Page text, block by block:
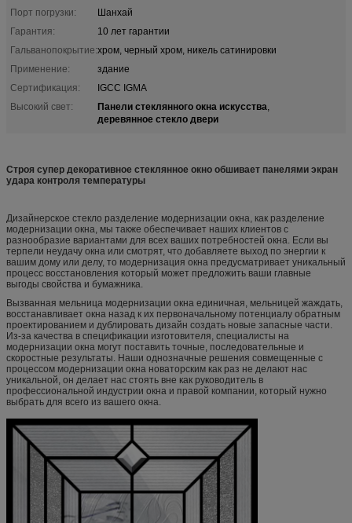
Порт погрузки:
Шанхай
Гарантия:
10 лет гарантии
Гальванопокрытие:хром, черный хром, никель сатинировки
Применение:
здание
Сертификация:
IGCC IGMA
Высокий свет:
Панели стеклянного окна искусства,
деревянное стекло двери
Строя супер декоративное стеклянное окно обшивает панелями экран
удара контроля температуры
Дизайнерское стекло разделение модернизации окна, как разделение
модернизации окна, мы также обеспечивает наших клиентов с
разнообразие вариантами для всех ваших потребностей окна. Если вы
терпели неудачу окна или смотрят, что добавляете выход по энергии к
вашим дому или делу, то модернизация окна предусматривает уникальный
процесс восстановления который может предложить ваши главные
выгоды свойства и бумажника.
Вызванная мельница модернизации окна единичная, мельницей жаждать,
восстанавливает окна назад к их первоначальному потенциалу обратным
проектированием и дублировать дизайн создать новые запасные части.
Из-за качества в спецификации изготовителя, специалисты на
модернизации окна могут поставить точные, последовательные и
скоростные результаты. Наши однозначные решения совмещенные с
процессом модернизации окна новаторским как раз не делают нас
уникальной, он делает нас стоять вне как руководитель в
профессиональной индустрии окна и правой компании, который нужно
выбрать для всего из вашего окна.